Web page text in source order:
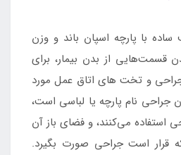
با پارچه اسپان باند و وزن
قسمت‌هایی از بدن بیمار، برای
و تخت های اتاق عمل مورد
جراحی نام پارچه یا لباسی است،
استفاده می‌کنند، و فضای باز آن
قرار است جراحی صورت بگیرد.